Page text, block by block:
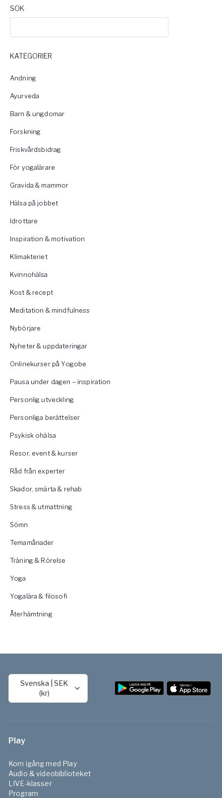
SOK
KATEGORIER
Andning
Ayurveda
Barn & ungdomar
Forskning
Friskvårdsbidrag
För yogalärare
Gravida & mammor
Hälsa på jobbet
Idrottare
Inspiration & motivation
Klimakteriet
Kvinnohälsa
Kost & recept
Meditation & mindfulness
Nybörjare
Nyheter & uppdateringar
Onlinekurser på Yogobe
Pausa under dagen – inspiration
Personlig utveckling
Personliga berättelser
Psykisk ohälsa
Resor, event & kurser
Råd från experter
Skador, smärta & rehab
Stress & utmattning
Sömn
Temamånader
Träning & Rörelse
Yoga
Yogalära & filosofi
Återhämtning
Svenska |SEK
(kr)
Play
Kom igång med Play
Audio & videobiblioteket
LIVE-klasser
Program